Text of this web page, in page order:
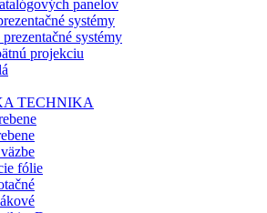
panelov
systémy
systémy
projekciu
TECHNIKA
fólie